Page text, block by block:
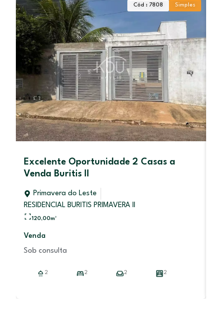
Cód : 7808 Simples
Excelente Oportunidade 2 Casas a
Venda Buritis II
Primavera do Leste
RESIDENCIAL BURITIS PRIMAVERA II
120,00m²
Venda
Sob consulta
2 2 2 2